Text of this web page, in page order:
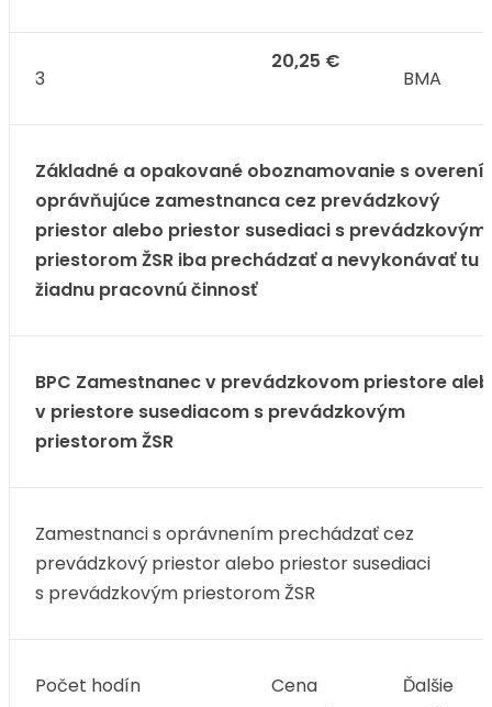
3
20,25 €
BMA
Základné a opakované oboznamovanie s
oprávňujúce zamestnanca cez prevádzkový
priestor alebo priestor susediaci s prevádzkovým
priestorom ŽSR iba prechádzať a nevykonávať tu
žiadnu pracovnú činnosť
BPC Zamestnanec v prevádzkovom priestore
v priestore susediacom s prevádzkovým
priestorom ŽSR
Zamestnanci s oprávnením prechádzať cez
prevádzkový priestor alebo priestor susediaci
s prevádzkovým priestorom ŽSR
Počet hodín
Cena
Ďalšie